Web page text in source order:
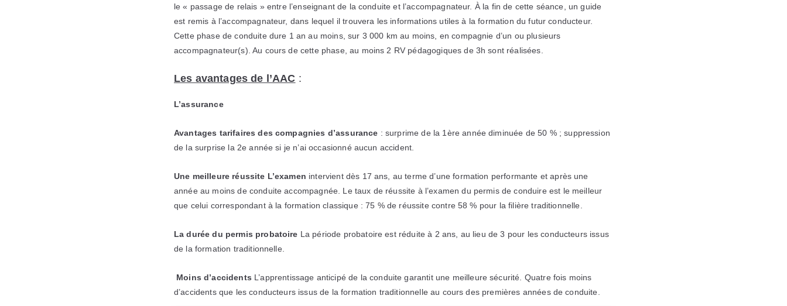
le « passage de relais » entre l’enseignant de la conduite et l’accompagnateur. À la fin de cette séance, un guide
est remis à l’accompagnateur, dans lequel il trouvera les informations utiles à la formation du futur conducteur.
Cette phase de conduite dure 1 an au moins, sur 3 000 km au moins, en compagnie d’un ou plusieurs
accompagnateur(s). Au cours de cette phase, au moins 2 RV pédagogiques de 3h sont réalisées.
Les avantages de l’AAC :
L’assurance
Avantages tarifaires des compagnies d’assurance : surprime de la 1ère année diminuée de 50 % ; suppression
de la surprise la 2e année si je n’ai occasionné aucun accident.
Une meilleure réussite L’examen intervient dès 17 ans, au terme d’une formation performante et après une
année au moins de conduite accompagnée. Le taux de réussite à l’examen du permis de conduire est le meilleur
que celui correspondant à la formation classique : 75 % de réussite contre 58 % pour la filière traditionnelle.
La durée du permis probatoire La période probatoire est réduite à 2 ans, au lieu de 3 pour les conducteurs issus
de la formation traditionnelle.
Moins d’accidents L’apprentissage anticipé de la conduite garantit une meilleure sécurité. Quatre fois moins
d’accidents que les conducteurs issus de la formation traditionnelle au cours des premières années de conduite.